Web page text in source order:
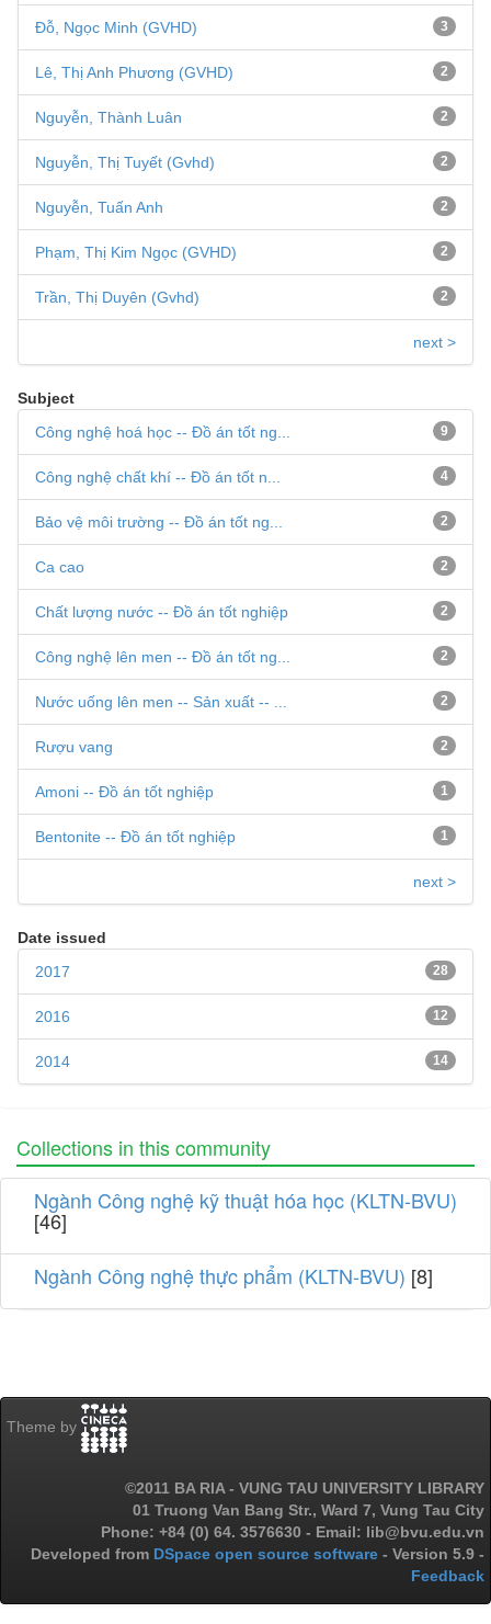
3
Đỗ, Ngọc Minh (GVHD)
2
Lê, Thị Anh Phương (GVHD)
2
Nguyễn, Thành Luân
2
Nguyễn, Thị Tuyết (Gvhd)
2
Nguyễn, Tuấn Anh
2
Phạm, Thị Kim Ngọc (GVHD)
2
Trần, Thị Duyên (Gvhd)
next >
Subject
9
Công nghệ hoá học -- Đồ án tốt ng...
4
Công nghệ chất khí -- Đồ án tốt n...
2
Bảo vệ môi trường -- Đồ án tốt ng...
2
Ca cao
2
Chất lượng nước -- Đồ án tốt nghiệp
2
Công nghệ lên men -- Đồ án tốt ng...
2
Nước uống lên men -- Sản xuất -- ...
2
Rượu vang
1
Amoni -- Đồ án tốt nghiệp
1
Bentonite -- Đồ án tốt nghiệp
next >
Date issued
28
2017
12
2016
14
2014
Collections in this community
Ngành Công nghệ kỹ thuật hóa học (KLTN-BVU)
[46]
Ngành Công nghệ thực phẩm (KLTN-BVU) [8]
Theme by
©2011 BA RIA - VUNG TAU UNIVERSITY LIBRARY
01 Truong Van Bang Str., Ward 7, Vung Tau City
Phone: +84 (0) 64. 3576630 - Email: lib@bvu.edu.vn
Developed from DSpace open source software - Version 5.9 -
Feedback